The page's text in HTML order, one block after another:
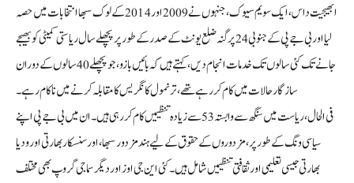
ابھیجیت داس، ایک سویم سیوک، جنہوں نے 2009 اور 2014 کے لوک سبھا انتخابات میں حصہ
لیا اور بی جے پی کے جنوبی 24 پرگنہ ضلع یونٹ کے صدر کے طور پر پچھلے سال ریاستی کمیٹی کو بھیجے
جانے تک کئی سالوں تک خدمات انجام دیں، کہتے ہیں کہ بائیں بازو، جو پچھلے 40 سالوں کے دوران
سازگار حالات میں کام کر رہے تھے، ترنمول کانگریس کا مقابلہ کرنے میں ناکام رہے۔
فی الحال، ریاست میں سنگھ سے وابستہ 53 سے زیادہ تنظیمیں کام کر رہی ہیں۔ ان میں بی جے پی اپنے
سیاسی ونگ کے طور پر، مزدوروں کے حقوق کے لیے ہند مزدور سبھا، اور سنسکار بھارتی اور ودیا
بھارتی جیسی تعلیمی اور ثقافتی تنظیمیں شامل ہیں۔ کئی این جی اوز اور دیگر سماجی گروپ بھی مختلف